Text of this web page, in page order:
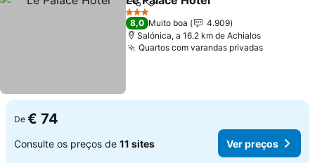
PartilharAdicionar aos favoritos
3 Estrelas
8,0 Muito boa
4.909
Salónica, a 16.2 km de Achialos
Quartos com varandas privadas
De € 74
Consulte os preços de 11 sites Ver preços